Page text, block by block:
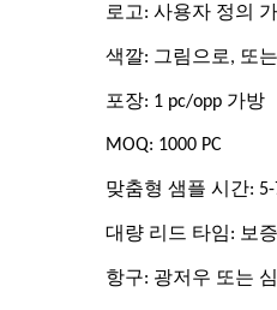
로고: 사용자 정의
색깔: 그림으로, 또
포장: 1 pc/opp 가방
MOQ: 1000 PC
맞춤형 샘플 시간: 5-
대량 리드 타임: 보
항구: 광저우 또는